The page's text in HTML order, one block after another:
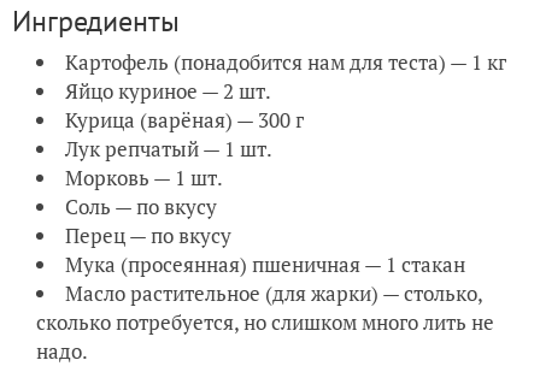
Ингредиенты
Картофель (понадобится нам для теста) — 1 кг
Яйцо куриное — 2 шт.
Курица (варёная) — 300 г
Лук репчатый — 1 шт.
Морковь — 1 шт.
Соль — по вкусу
Перец — по вкусу
Мука (просеянная) пшеничная — 1 стакан
Масло растительное (для жарки) — столько,
сколько потребуется, но слишком много лить не
надо.